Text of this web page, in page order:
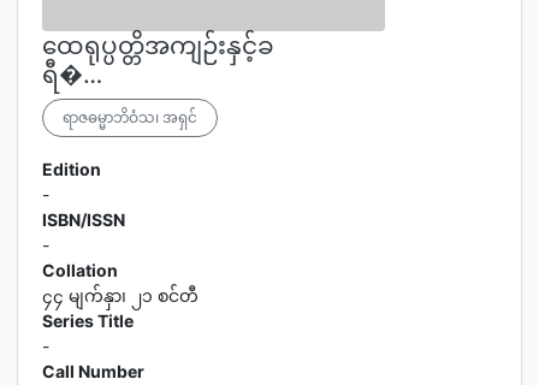
ထေရုပ္ပတ္တိအကျဉ်းနှင့်ခ
ရီ�…
ရာဇဓမ္မာဘိဝံသ၊ အရှင်
Edition
-
ISBN/ISSN
-
Collation
၄၄ မျက်နှာ၊ ၂၁ စင်တီ
Series Title
-
Call Number